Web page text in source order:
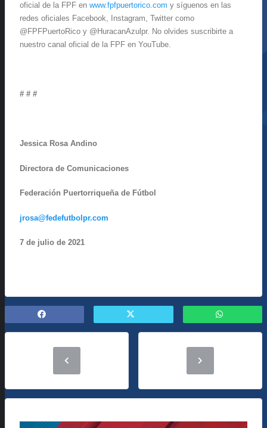
oficial de la FPF en www.fpfpuertorico.com y síguenos en las
redes oficiales Facebook, Instagram, Twitter como
@FPFPuertoRico y @HuracanAzulpr. No olvides suscribirte a
nuestro canal oficial de la FPF en YouTube.
# # #
Jessica Rosa Andino
Directora de Comunicaciones
Federación Puertorriqueña de Fútbol
jrosa@fedefutbolpr.com
7 de julio de 2021